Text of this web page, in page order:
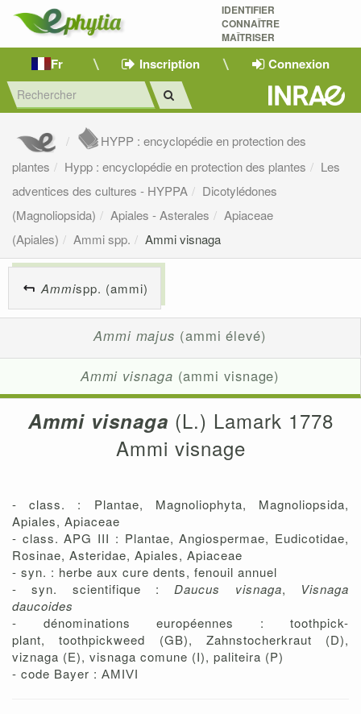
IDENTIFIER
CONNAÎTRE
MAÎTRISER
Fr Inscription Connexion
HYPP : encyclopédie en protection des
plantes
Hypp : encyclopédie en protection des plantes
Les
adventices des cultures - HYPPA
Dicotylédones
(Magnoliopsida)
Apiales - Asterales
Apiaceae
(Apiales)
Ammi spp. Ammi visnaga
Ammispp. (ammi)
Ammi majus (ammi élevé)
Ammi visnaga (ammi visnage)
Ammi visnaga (L.) Lamark 1778
Ammi visnage
- class. : Plantae, Magnoliophyta, Magnoliopsida,
Apiales, Apiaceae
- class. APG III : Plantae, Angiospermae, Eudicotidae,
Rosinae, Asteridae, Apiales, Apiaceae
- syn. : herbe aux cure dents, fenouil annuel
- syn. scientifique :Daucus visnaga, Visnaga
daucoides
- dénominations européennes : toothpick-
plant, toothpickweed (GB), Zahnstocherkraut (D),
viznaga (E), visnaga comune (I), paliteira (P)
- code Bayer : AMIVI